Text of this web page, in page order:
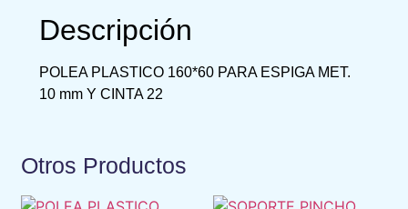
Descripción
POLEA PLASTICO 160*60 PARA ESPIGA MET.
10 mm Y CINTA 22
Otros Productos